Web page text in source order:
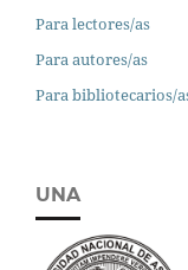
Para lectores/as
Para autores/as
Para bibliotecarios/
UNA